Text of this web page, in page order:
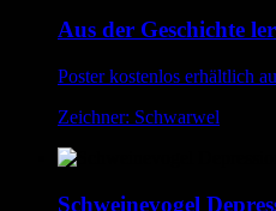
Aus der Geschichte
Poster kostenlos erhältlich
Zeichner: Schwarwel
Schweinevogel